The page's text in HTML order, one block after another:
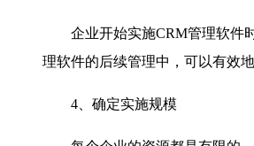
企业开始实施CRM管理软件时
理软件的后续管理中，可以有效
4、确定实施规模